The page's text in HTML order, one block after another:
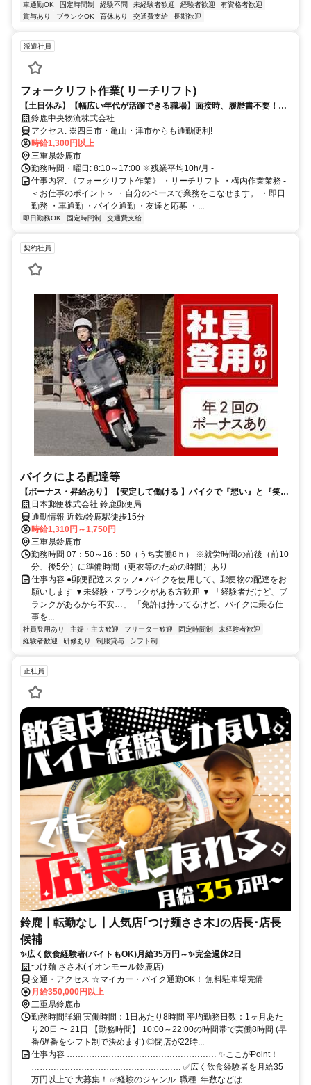
車通勤OK
固定時間制 経験不問 未経験者歓迎 経験者歓迎
有資格者歓迎
賞与あり
ブランクOK 育休あり 交通費支給 長期歓迎
派遣社員
フォークリフト作業( リーチリフト)
【土日休み】【幅広い年代が活躍できる職場】面接時、履歴書不要！
【日払いあり】
鈴鹿中央物流株式会社
アクセス: ※四日市・亀山・津市からも通勤便利! -
時給1,300円以上
三重県鈴鹿市
勤務時間・曜日: 8:10～17:00 ※残業平均10h/月 -
仕事内容: 《フォークリフト作業》 ・リーチリフト ・構内作業業務 -
＜お仕事のポイント＞ ・自分のペースで業務をこなせます。 ・即日
勤務 ・車通勤 ・バイク通勤 ・友達と応募 ・...
即日勤務OK 固定時間制 交通費支給
契約社員
バイクによる配達等
【ボーナス・昇給あり】【安定して働ける 】バイクで『想い』と『笑
顔』をつなぐお仕事してみませんか？
日本郵便株式会社 鈴鹿郵便局
通勤情報 近鉄/鈴鹿駅徒歩15分
時給1,310円～1,750円
三重県鈴鹿市
勤務時間 07：50～16：50（うち実働8ｈ） ※就労時間の前後（前10
分、後5分）に準備時間（更衣等のための時間）あり
仕事内容 ●郵便配達スタッフ● バイクを使用して、郵便物の配達をお
願いします ▼未経験・ブランクがある方歓迎 ▼ 「経験者だけど、ブ
ランクがあるから不安…」 「免許は持ってるけど、バイクに乗る仕
事を...
社員登用あり 主婦・主夫歓迎 フリーター歓迎 固定時間制
未経験者歓迎
経験者歓迎
研修あり 制服貸与 シフト制
正社員
鈴鹿┃転勤なし┃人気店｢つけ麺ささ木｣の店長･店長
候補
✨広く飲食経験者(バイトもOK)月給35万円～✨完全週休2日
つけ麺 ささ木(イオンモール鈴鹿店)
交通・アクセス ☆マイカー・バイク通勤OK！ 無料駐車場完備
月給350,000円以上
三重県鈴鹿市
勤務時間詳細 実働時間：1日あたり8時間 平均勤務日数：1ヶ月あた
り20日 〜 21日 【勤務時間】 10:00～22:00の時間帯で実働8時間 (早
番/遅番をシフト制で決めます) ◎閉店が22時...
仕事内容 ……………………………………………… ✨ここがPoint！
……………………………………………… ✅広く飲食経験者を月給35
万円以上で 大募集！ ✅経験のジャンル･職種･年数などは ...